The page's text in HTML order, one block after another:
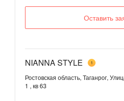
Оставить
NIANNA STYLE 1
Ростовская область, Таганрог,
1 , кв 63